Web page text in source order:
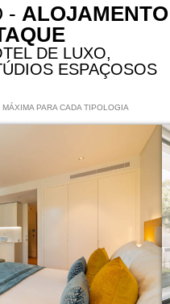
- ALOJAMENTO
DE LUXO,
ESPAÇOSOS
PARA CADA TIPOLOGIA